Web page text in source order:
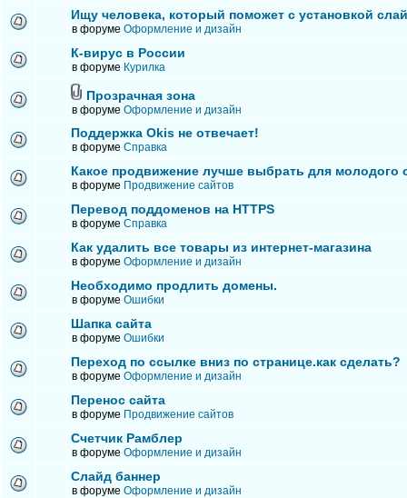
Ищу человека, который поможет с установкой
в форуме Оформление и дизайн
К-вирус в России
в форуме Курилка
Прозрачная зона
в форуме Оформление и дизайн
Поддержка Okis не отвечает!
в форуме Справка
Какое продвижение лучше выбрать для молодого
в форуме Продвижение сайтов
Перевод поддоменов на HTTPS
в форуме Справка
Как удалить все товары из интернет-магазина
в форуме Оформление и дизайн
Необходимо продлить домены.
в форуме Ошибки
Шапка сайта
в форуме Ошибки
Переход по ссылке вниз по странице.как сделать?
в форуме Оформление и дизайн
Перенос сайта
в форуме Продвижение сайтов
Счетчик Рамблер
в форуме Оформление и дизайн
Слайд баннер
в форуме Оформление и дизайн